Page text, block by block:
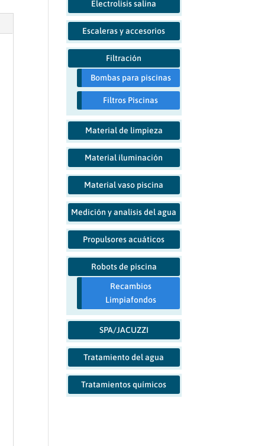
Electrolisis salina
Escaleras y accesorios
Filtración
Bombas para piscinas
Filtros Piscinas
Material de limpieza
Material iluminación
Material vaso piscina
Medición y analisis del agua
Propulsores acuáticos
Robots de piscina
Recambios
Limpiafondos
SPA/JACUZZI
Tratamiento del agua
Tratamientos químicos